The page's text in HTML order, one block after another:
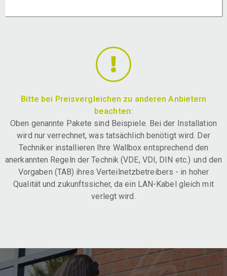
Bitte bei Preisvergleichen zu anderen Anbietern
beachten:
Oben genannte Pakete sind Beispiele. Bei der Installation
wird nur verrechnet, was tatsächlich benötigt wird. Der
Techniker installieren Ihre Wallbox entsprechend den
anerkannten Regeln der Technik (VDE, VDI, DIN etc.) und den
Vorgaben (TAB) ihres Verteilnetzbetreibers - in hoher
Qualität und zukunftssicher, da ein LAN-Kabel gleich mit
verlegt wird.